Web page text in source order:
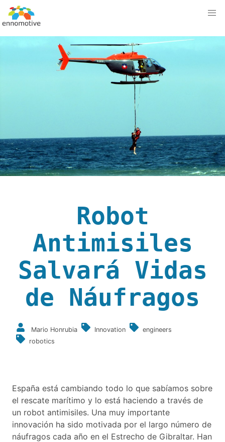
Robot
Antimisiles
Salvará Vidas
de Náufragos
Mario Honrubia Innovation
engineers
robotics
España está cambiando todo lo que sabíamos sobre
el rescate marítimo y lo está haciendo a través de
un robot antimisiles. Una muy importante
innovación ha sido motivada por el largo número de
náufragos cada año en el Estrecho de Gibraltar. Han